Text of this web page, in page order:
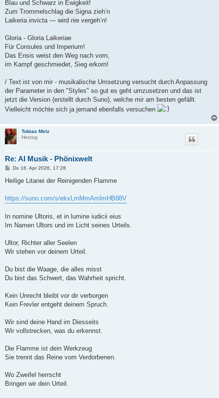
Blau und Schwarz in Ewigkeit!
Zum Trommelschlag die Signa zieh’n
Laikeria invicta — wird nie vergeh’n!
Gloria - Gloria Laikeriae
Für Consules und Imperium!
Das Ensis weist den Weg nach vorn,
im Kampf geschmiedet, Sieg erkorn!
/ Text ist von mir - musikalische Umsetzung versucht durch Anpassung
der Parameter in den "Styles" so gut es geht umzusetzen und das ist
jetzt die Version (erstellt durch Suno), welche mir am besten gefällt.
Vielleicht möchte sich ja jemand ebenfalls versuchen
Tobias Melz
Herzog
Re: AI Musik - Phönixwelt
B
i
a
g
Do 16. Apr 2026, 17:28
Heilige Litanei der Reinigenden Flamme
https://suno.com/s/ekxLmMmAmlmHB88V
In nomine Ultoris, et in lumine iudicii eius
Im Namen Ultors und im Licht seines Urteils.
Ultor, Richter aller Seelen
Wir stehen vor deinem Urteil.
Du bist die Waage, die alles misst
Du bist das Schwert, das Wahrheit spricht.
Kein Unrecht bleibt vor dir verborgen
Kein Frevler entgeht deinem Spruch.
Wir sind deine Hand im Diesseits
Wir vollstrecken, was du erkennst.
Die Flamme ist dein Werkzeug
Sie trennt das Reine vom Verdorbenen.
Wo Zweifel herrscht
Bringen wir dein Urteil.